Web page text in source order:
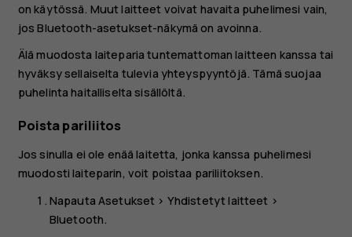
on käytössä. Muut laitteet voivat havaita puhelimesi vain,
jos Bluetooth-asetukset-näkymä on avoinna.
Älä muodosta laiteparia tuntemattoman laitteen kanssa tai
hyväksy sellaiselta tulevia yhteyspyyntöjä. Tämä suojaa
puhelinta haitalliselta sisällöltä.
Poista pariliitos
Jos sinulla ei ole enää laitetta, jonka kanssa puhelimesi
muodosti laiteparin, voit poistaa pariliitoksen.
Napauta Asetukset > Yhdistetyt laitteet >
Bluetooth.